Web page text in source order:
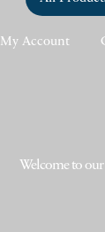
My Account
Welcome to